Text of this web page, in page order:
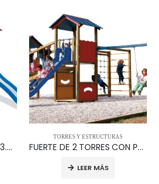
FUERTE DE 2 TORRES L/363.98
TORRES Y ESTRUCTURAS
FUERTE DE 2 TORRES CON PUENTE INCLINADO, COLUMPIO, TECHO A 2 AGUAS Y GIMNASIO L/363.S1.02
LEER MÁS